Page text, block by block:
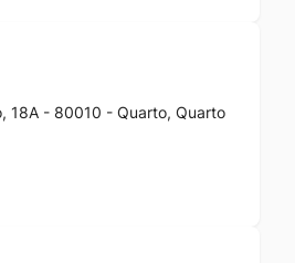
18A - 80010 - Quarto, Quarto